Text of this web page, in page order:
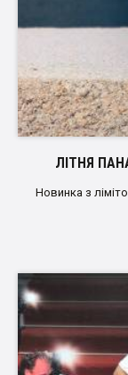
ЛІТНЯ
Новинка з